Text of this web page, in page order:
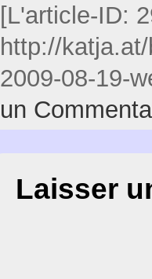
[L'article-ID:
http://
2009-08-19-
un
Laisser